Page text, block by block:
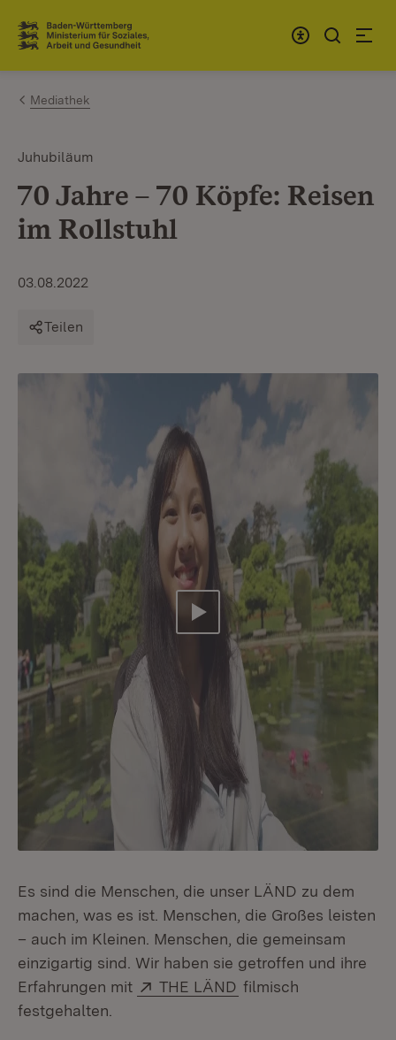
Zum Inhalt springen
Link zur Startseite
Mediathek
Juhubiläum
70 Jahre – 70 Köpfe: Reisen
im Rollstuhl
03.08.2022
Teilen
Video abspielen
Es sind die Menschen, die unser LÄND zu dem
machen, was es ist. Menschen, die Großes leisten
– auch im Kleinen. Menschen, die gemeinsam
einzigartig sind. Wir haben sie getroffen und ihre
Erfahrungen mit
Extern:
THE LÄND (Öffnet in neuem
filmisch
festgehalten.